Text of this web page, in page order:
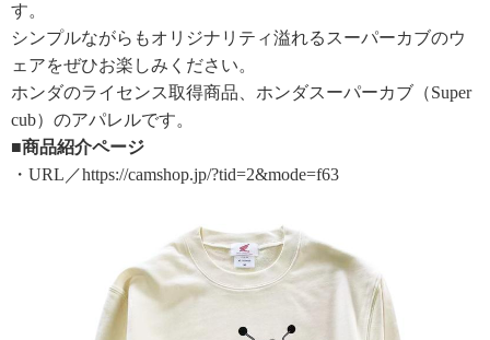
す。
シンプルながらもオリジナリティ溢れるスーパーカブのウ
ェアをぜひお楽しみください。
ホンダのライセンス取得商品、ホンダスーパーカブ（Super
cub）のアパレルです。
■商品紹介ページ
・URL／https://camshop.jp/?tid=2&mode=f63